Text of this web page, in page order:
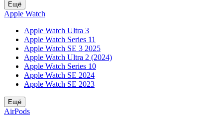
Ещё
Apple Watch
Apple Watch Ultra 3
Apple Watch Series 11
Apple Watch SE 3 2025
Apple Watch Ultra 2 (2024)
Apple Watch Series 10
Apple Watch SE 2024
Apple Watch SE 2023
Ещё
AirPods